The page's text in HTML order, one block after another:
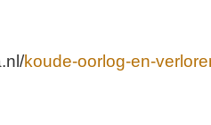
koude-oorlog-en-